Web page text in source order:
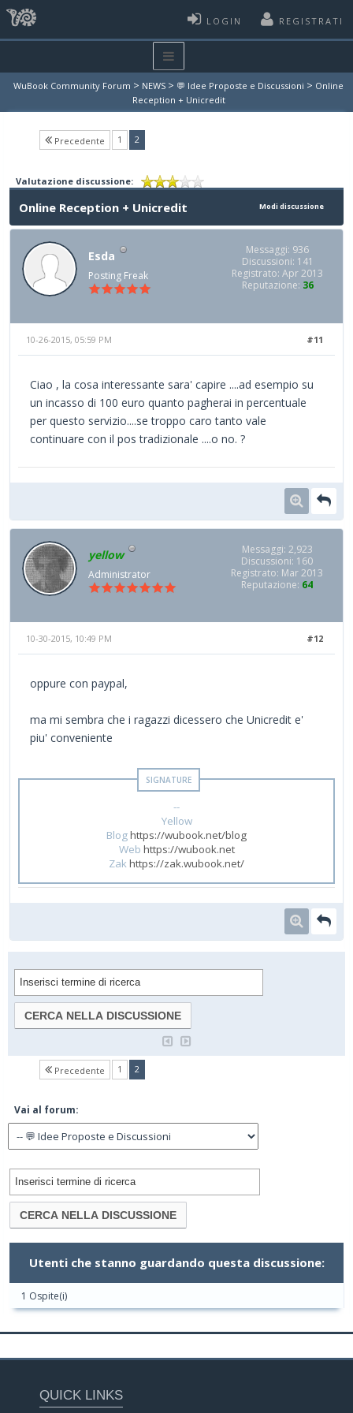
LOGIN REGISTRATI
WuBook Community Forum > NEWS > 💬 Idee Proposte e Discussioni > Online
Reception + Unicredit
Precedente 1 2(current)
Valutazione discussione:
Modi discussione
Online Reception + Unicredit
Esda
Posting Freak
Messaggi: 936
Discussioni: 141
Registrato: Apr 2013
Reputazione: 36
#11
10-26-2015, 05:59 PM
Ciao , la cosa interessante sara' capire ....ad esempio su
un incasso di 100 euro quanto pagherai in percentuale
per questo servizio....se troppo caro tanto vale
continuare con il pos tradizionale ....o no. ?
yellow
Administrator
Messaggi: 2,923
Discussioni: 160
Registrato: Mar 2013
Reputazione: 64
#12
10-30-2015, 10:49 PM
oppure con paypal,
ma mi sembra che i ragazzi dicessero che Unicredit e'
piu' conveniente
--
Yellow
Bloghttps://wubook.net/blog
Web https://wubook.net
Zakhttps://zak.wubook.net/
Precedente 1 2(current)
Vai al forum:
Utenti che stanno guardando questa discussione:
1 Ospite(i)
QUICK LINKS